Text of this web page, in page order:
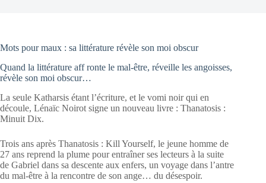
Mots pour maux : sa littérature révèle son moi obscur
Quand la littérature aff ronte le mal-être, réveille les angoisses,
révèle son moi obscur…
La seule Katharsis étant l’écriture, et le vomi noir qui en
découle, Lénaïc Noirot signe un nouveau livre : Thanatosis :
Minuit Dix.
Trois ans après Thanatosis : Kill Yourself, le jeune homme de
27 ans reprend la plume pour entraîner ses lecteurs à la suite
de Gabriel dans sa descente aux enfers, un voyage dans l’antre
du mal-être à la rencontre de son ange… du désespoir.